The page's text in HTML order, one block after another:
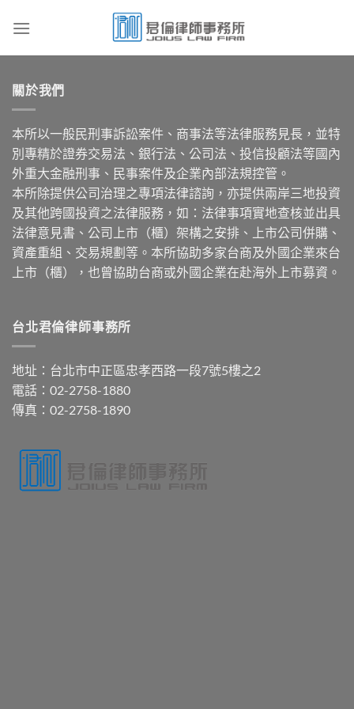
關於我們
本所以一般民刑事訴訟案件、商事法等法律服務見長，並特
別專精於證券交易法、銀行法、公司法、投信投顧法等國內
外重大金融刑事、民事案件及企業內部法規控管。
本所除提供公司治理之專項法律諮詢，亦提供兩岸三地投資
及其他跨國投資之法律服務，如：法律事項實地查核並出具
法律意見書、公司上市（櫃）架構之安排、上市公司併購、
資產重組、交易規劃等。本所協助多家台商及外國企業來台
上市（櫃），也曾協助台商或外國企業在赴海外上市募資。
台北君倫律師事務所
地址：台北市中正區忠孝西路一段7號5樓之2
電話：02-2758-1880
傳真：02-2758-1890